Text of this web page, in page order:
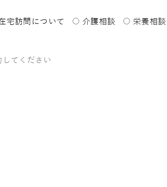
宅訪問について 介護相談 栄養相談